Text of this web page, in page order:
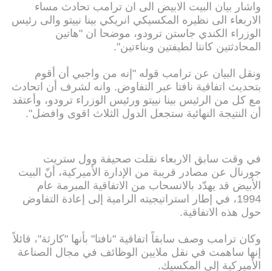
واشار بيان البيت الابيض الى ان ترامب تحادث مساء
الاربعاء الى نظيره المكسيكي انريكي بينا نييتو والى رئيس
الوزراء الكندي جاستن ترودو، موضحا ان "هاتين
المحادثتين كانتا لطيفتين وبناءتين".
ونقل البيان عن ترامب قوله "إنه من واجبي أن أقوم
بتحديث اتفاقية نافتا عبر التفاوض. وانه لشرف أن اتحادث
مع كل من الرئيس بينا نييتو ورئيس الوزراء ترودو، وأعتقد
أن النتيجة النهائية ستجعل الدول الثلاث اقوى وافضل".
في وقت سابق الاربعاء نقلت صحيفة وول ستريت
جورنال عن مصادر قريبة من الإدارة الأميركية، أنّ البيت
الأبيض قد يهدّد بالانسحاب من الاتفاقية المبرمة عام
1994، في إطار استراتيجيته الرامية إلى إعادة التفاوض
حول هذه الاتفاقية.
وكان ترامب وصف سابقاً اتفاقية "نافتا" بأنها "كارثة"، قائلاً
إنها ساهمت في نقل ملايين الوظائف في مجال الصناعة
الأميركية إلى المكسيك.